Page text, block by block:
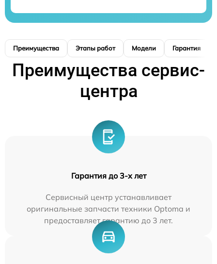
Преимущества Этапы работ Модели Гарантия
Преимущества сервис-
центра
Гарантия до 3-х лет
Сервисный центр устанавливает
оригинальные запчасти техники Optoma и
предоставляет гарантию до 3 лет.